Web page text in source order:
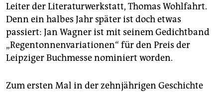
Leiter der Literaturwerkstatt, Thomas Wohlfahrt.
Denn ein halbes Jahr später ist doch etwas
passiert: Jan Wagner ist mit seinem Gedichtband
„Regentonnenvariationen“ für den Preis der
Leipziger Buchmesse nominiert worden.
Zum ersten Mal in der zehnjährigen Geschichte